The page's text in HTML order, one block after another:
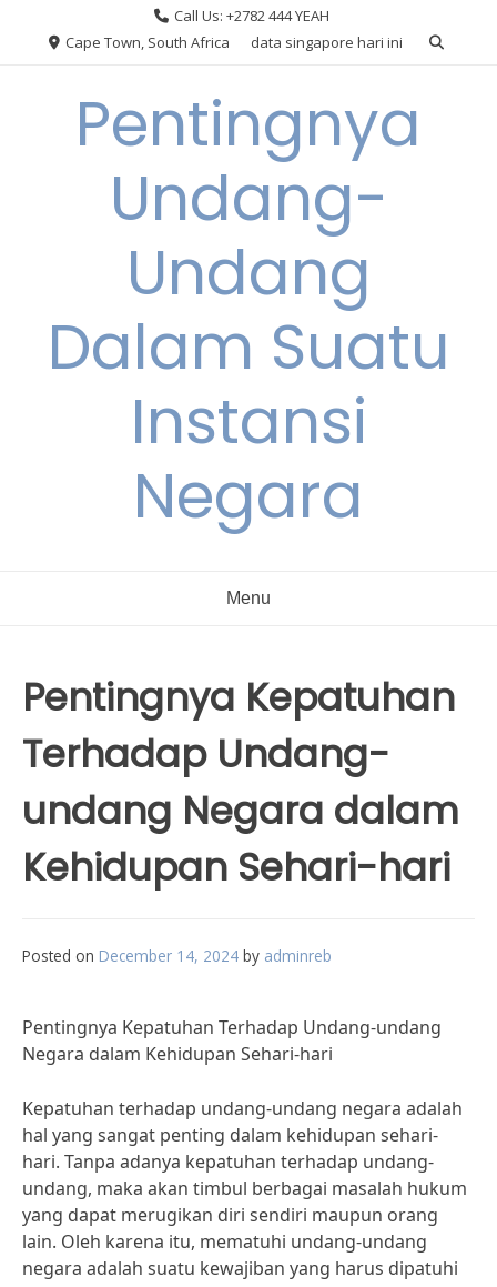
Call Us: +2782 444 YEAH
Cape Town, South Africa
data singapore hari ini
Pentingnya
Undang-
Undang
Dalam Suatu
Instansi
Negara
Menu
Pentingnya Kepatuhan
Terhadap Undang-
undang Negara dalam
Kehidupan Sehari-hari
Posted on December 14, 2024 by adminreb
Pentingnya Kepatuhan Terhadap Undang-undang
Negara dalam Kehidupan Sehari-hari
Kepatuhan terhadap undang-undang negara adalah
hal yang sangat penting dalam kehidupan sehari-
hari. Tanpa adanya kepatuhan terhadap undang-
undang, maka akan timbul berbagai masalah hukum
yang dapat merugikan diri sendiri maupun orang
lain. Oleh karena itu, mematuhi undang-undang
negara adalah suatu kewajiban yang harus dipatuhi